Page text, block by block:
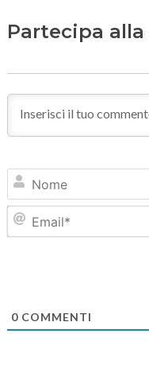
Partecipa
0COMMENTI